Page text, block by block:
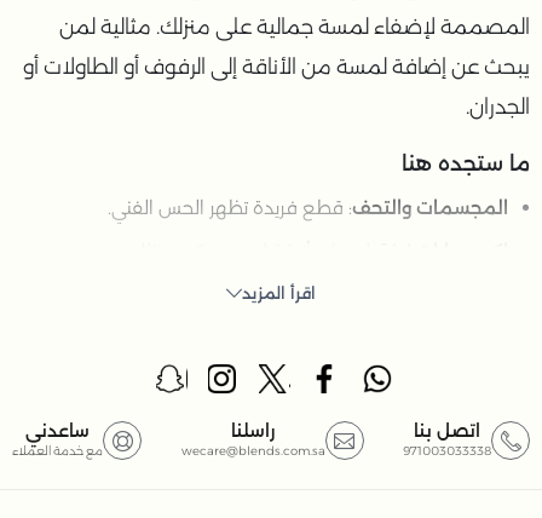
المصممة لإضفاء لمسة جمالية على منزلك. مثالية لمن
يبحث عن إضافة لمسة من الأناقة إلى الرفوف أو الطاولات أو
الجدران.
ما ستجده هنا
المجسمات والتحف: قطع فريدة تظهر الحس الفني.
: تصاميم رائعة لتزيين الجدران.
: قطع عملية وزخرفية لتقديم الطعام.
علب التخزين
: حلول تخزين تجمع بين الجمال والوظيفة.
اقرأ المزيد
اتصل بنا
971003033338
راسلنا
wecare@blends.com.sa
ساعدني
مع خدمة العملاء